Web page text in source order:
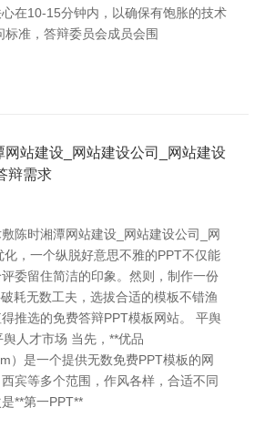
在10-15分钟内，以确保有饱胀的技术
准，答辩委员会成员会围
站建设_网站建设公司_网站建设
辩需求
陈时湘潭网站建设_网站建设公司_网
，一个纵脱好意思不雅的PPT不仅能
委留住简洁的印象。然则，制作一份
耗无数工夫，选拔合适的模板不错渔
推选的免费答辩PPT模板网站。 平舆
人才市场 当先，**优品
）是一个提供无数免费PPT模板的网
宾等多个范围，作风各样，合适不同
**第一PPT**